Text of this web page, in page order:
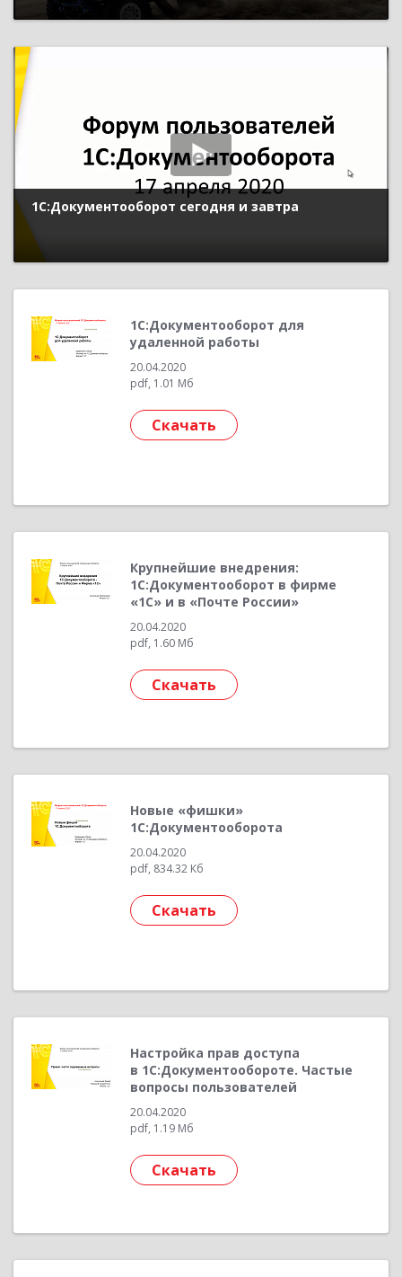
1С:Документооборот сегодня и завтра
1С:Документооборот для
удаленной работы
20.04.2020
pdf, 1.01 Мб
Скачать
Крупнейшие внедрения:
1С:Документооборот в фирме
«1С» и в «Почте России»
20.04.2020
pdf, 1.60 Мб
Скачать
Новые «фишки»
1С:Документооборота
20.04.2020
pdf, 834.32 Кб
Скачать
Настройка прав доступа
в 1С:Документообороте. Частые
вопросы пользователей
20.04.2020
pdf, 1.19 Мб
Скачать